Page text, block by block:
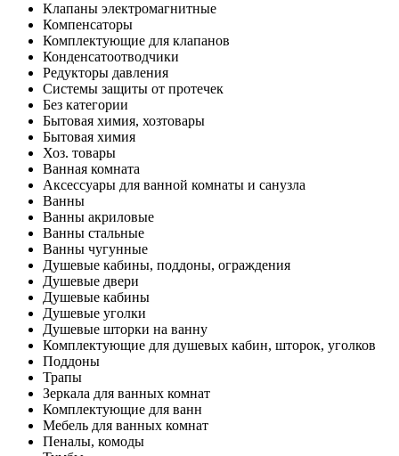
Клапаны электромагнитные
Компенсаторы
Комплектующие для клапанов
Конденсатоотводчики
Редукторы давления
Системы защиты от протечек
Без категории
Бытовая химия, хозтовары
Бытовая химия
Хоз. товары
Ванная комната
Аксессуары для ванной комнаты и санузла
Ванны
Ванны акриловые
Ванны стальные
Ванны чугунные
Душевые кабины, поддоны, ограждения
Душевые двери
Душевые кабины
Душевые уголки
Душевые шторки на ванну
Комплектующие для душевых кабин, шторок, уголков
Поддоны
Трапы
Зеркала для ванных комнат
Комплектующие для ванн
Мебель для ванных комнат
Пеналы, комоды